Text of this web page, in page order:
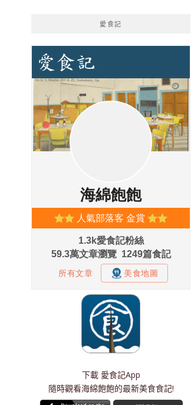
愛食記
下載 愛食記App
隨時觀看海綿飽飽的最新美食食記!